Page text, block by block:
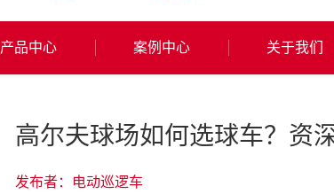
产品中心 案例中心 关于我们
高尔夫球场如何选球车？资
发布者：电动巡逻车